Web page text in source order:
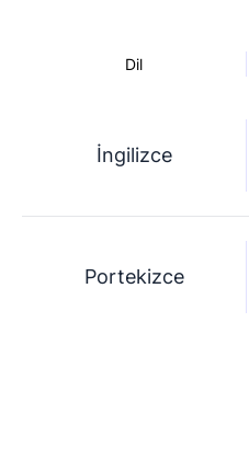
Dil
İngilizce
Portekizce